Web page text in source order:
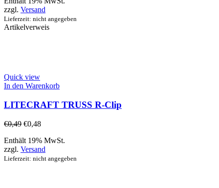
zzgl. Versand
Lieferzeit: nicht angegeben
Artikelverweis
Quick view
In den Warenkorb
LITECRAFT TRUSS R-Clip
€0,49 €0,48
Enthält 19% MwSt.
zzgl. Versand
Lieferzeit: nicht angegeben